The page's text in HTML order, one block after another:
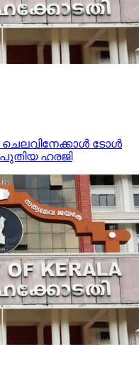
ചെലവിനേക്കാള്‍ ടോള്‍
പുതിയ ഹരജി